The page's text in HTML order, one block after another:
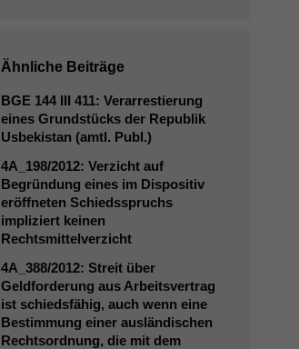
Ähnliche Beiträge
BGE144 III 411: Verarrestierung
eines Grundstücks der Republik
Usbekistan (amtl. Publ.)
4A_198/2012: Verzicht auf
Begründung eines im Dispositiv
eröffneten Schiedsspruchs
impliziert keinen
Rechtsmittelverzicht
4A_388/2012: Streit über
Geldforderung aus Arbeitsvertrag
ist schiedsfähig, auch wenn eine
Bestimmung einer ausländischen
Rechtsordnung, die mit dem